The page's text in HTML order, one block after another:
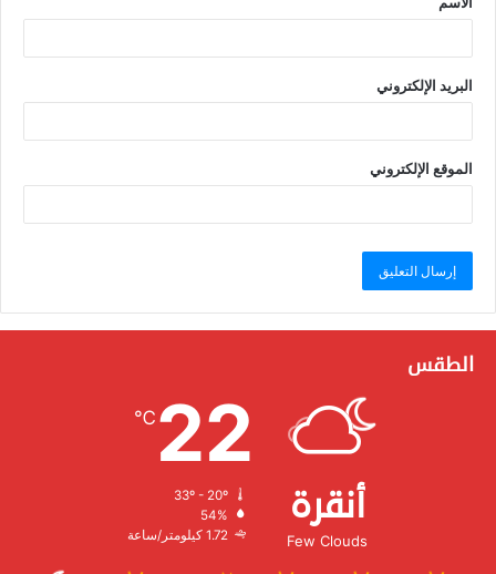
البريد الإلكتروني
الموقع الإلكتروني
الطقس
أنقرة
Few Clouds
22
℃
الرطوبة:
الرياح: